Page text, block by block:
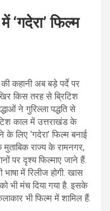
‘गदेरा’ फिल्म
कहानी अब बड़े पर्दे पर
किस तरह से ब्रिटिश
ने गुरिल्ला पद्धति से
काल में उत्तराखंड के
लिए ‘गदेरा’ फिल्म बनाई
राज्य के रामनगर,
पर दृश्य फिल्माए जाने हैं.
में रिलीज होगी. खास
भी मंच दिया गया है. इसके
भी फिल्म में शामिल हैं.